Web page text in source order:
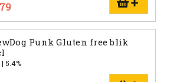
Punk Gluten free blik
5.4%